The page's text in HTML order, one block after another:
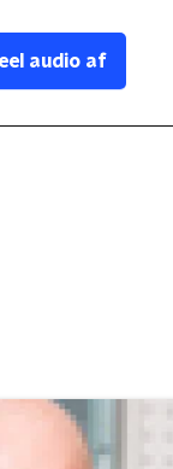
audio af